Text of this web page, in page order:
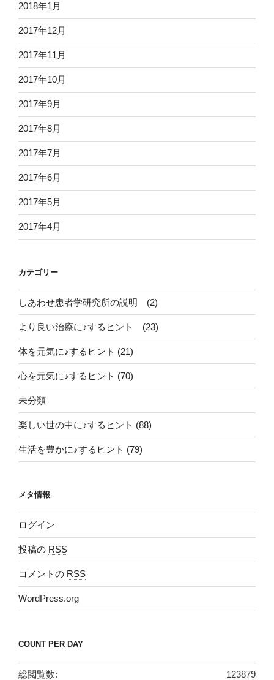
2018年1月
2017年12月
2017年11月
2017年10月
2017年9月
2017年8月
2017年7月
2017年6月
2017年5月
2017年4月
カテゴリー
しあわせ患者学研究所の説明 (2)
より良い治療に♪するヒント (23)
体を元気に♪するヒント (21)
心を元気に♪するヒント (70)
未分類
楽しい世の中に♪するヒント (88)
生活を豊かに♪するヒント (79)
メタ情報
ログイン
投稿の RSS
コメントの RSS
WordPress.org
COUNT PER DAY
123879
総閲覧数: